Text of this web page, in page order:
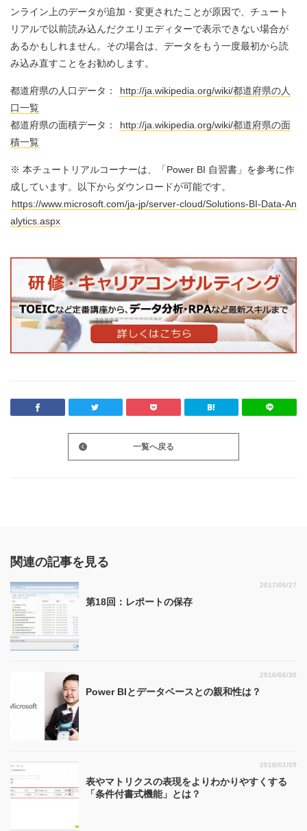
ンライン上のデータが追加・変更されたことが原因で、チュート
リアルで以前読み込んだクエリエディターで表示できない場合が
あるかもしれません。その場合は、データをもう一度最初から読
み込み直すことをお勧めします。
都道府県の人口データ：
http://ja.wikipedia.org/wiki/都道府県の人
口一覧
都道府県の面積データ：
http://ja.wikipedia.org/wiki/都道府県の面
積一覧
※ 本チュートリアルコーナーは、「Power BI 自習書」を参考に作
成しています。以下からダウンロードが可能です。
https://www.microsoft.com/ja-jp/server-cloud/Solutions-BI-Data-An
alytics.aspx
一覧へ戻る
関連の記事を見る
第18回：レポートの保存
2017/06/27
Power BIとデータベースとの親和性は？
2016/06/30
表やマトリクスの表現をよりわかりやすくする
「条件付書式機能」とは？
2018/01/09